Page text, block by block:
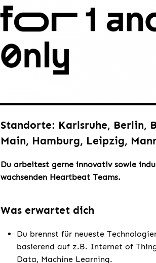
Standorte: Karlsruhe, Berlin,
Main, Hamburg, Leipzig,
Du arbeitest gerne innovativ sowie
wachsenden Heartbeat Teams.
Was erwartet dich
Du brennst für neueste
basierend auf z.B. Internet of
Data, Machine Learning.